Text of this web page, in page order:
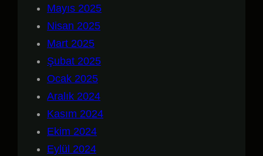
Mayıs 2025
Nisan 2025
Mart 2025
Şubat 2025
Ocak 2025
Aralık 2024
Kasım 2024
Ekim 2024
Eylül 2024